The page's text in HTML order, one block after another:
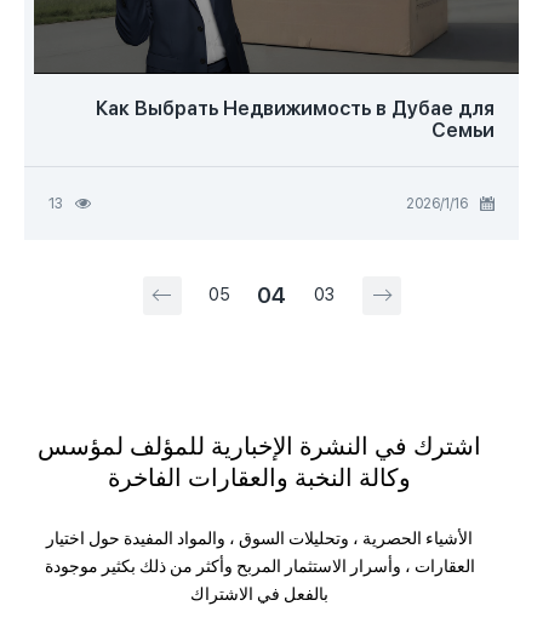
Как Выбрать Недвижимость в Дубае для
Семьи
16‏/1‏/2026
13
03
04
05
اشترك في النشرة الإخبارية للمؤلف لمؤسس
وكالة النخبة والعقارات الفاخرة
الأشياء الحصرية ، وتحليلات السوق ، والمواد المفيدة حول اختيار
العقارات ، وأسرار الاستثمار المربح وأكثر من ذلك بكثير موجودة
بالفعل في الاشتراك